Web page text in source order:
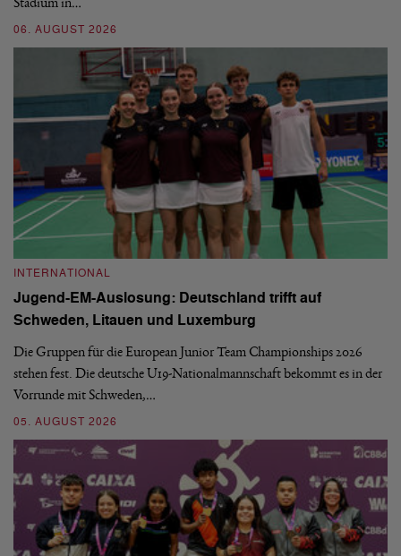
06. AUGUST 2026
INTERNATIONAL
Jugend-EM-Auslosung: Deutschland trifft auf
Schweden, Litauen und Luxemburg
Die Gruppen für die European Junior Team Championships 2026
stehen fest. Die deutsche U19-Nationalmannschaft bekommt es in der
Vorrunde mit Schweden,…
05. AUGUST 2026